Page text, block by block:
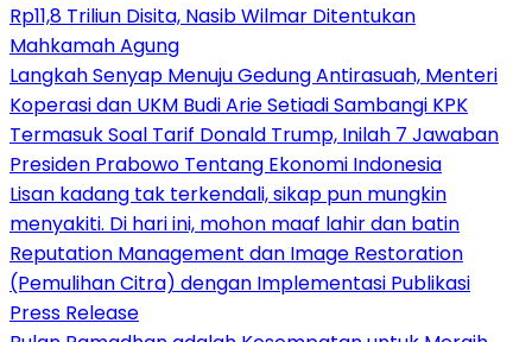
Rp11,8 Triliun Disita, Nasib Wilmar Ditentukan
Mahkamah Agung
Langkah Senyap Menuju Gedung Antirasuah, Menteri
Koperasi dan UKM Budi Arie Setiadi Sambangi KPK
Termasuk Soal Tarif Donald Trump, Inilah 7 Jawaban
Presiden Prabowo Tentang Ekonomi Indonesia
Lisan kadang tak terkendali, sikap pun mungkin
menyakiti. Di hari ini, mohon maaf lahir dan batin
Reputation Management dan Image Restoration
(Pemulihan Citra) dengan Implementasi Publikasi
Press Release